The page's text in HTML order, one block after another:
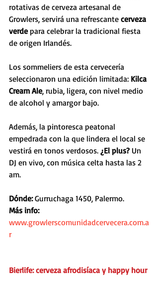
rotativas de cerveza artesanal de
Growlers, servirá una refrescante cerveza
verde para celebrar la tradicional fiesta
de origen Irlandés.
Los sommeliers de esta cervecería
seleccionaron una edición limitada: Kilca
Cream Ale, rubia, ligera, con nivel medio
de alcohol y amargor bajo.
Además, la pintoresca peatonal
empedrada con la que lindera el local se
vestirá en tonos verdosos. ¿El plus? Un
DJ en vivo, con música celta hasta las 2
am.
Dónde: Gurruchaga 1450, Palermo.
Más info:
www.growlerscomunidadcervecera.com.a
r
Bierlife: cerveza afrodisíaca y happy hour